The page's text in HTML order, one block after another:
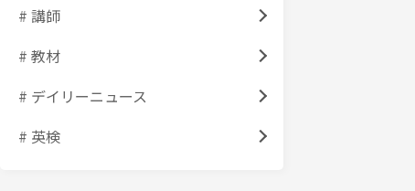
# 講師
# 教材
# デイリーニュース
# 英検